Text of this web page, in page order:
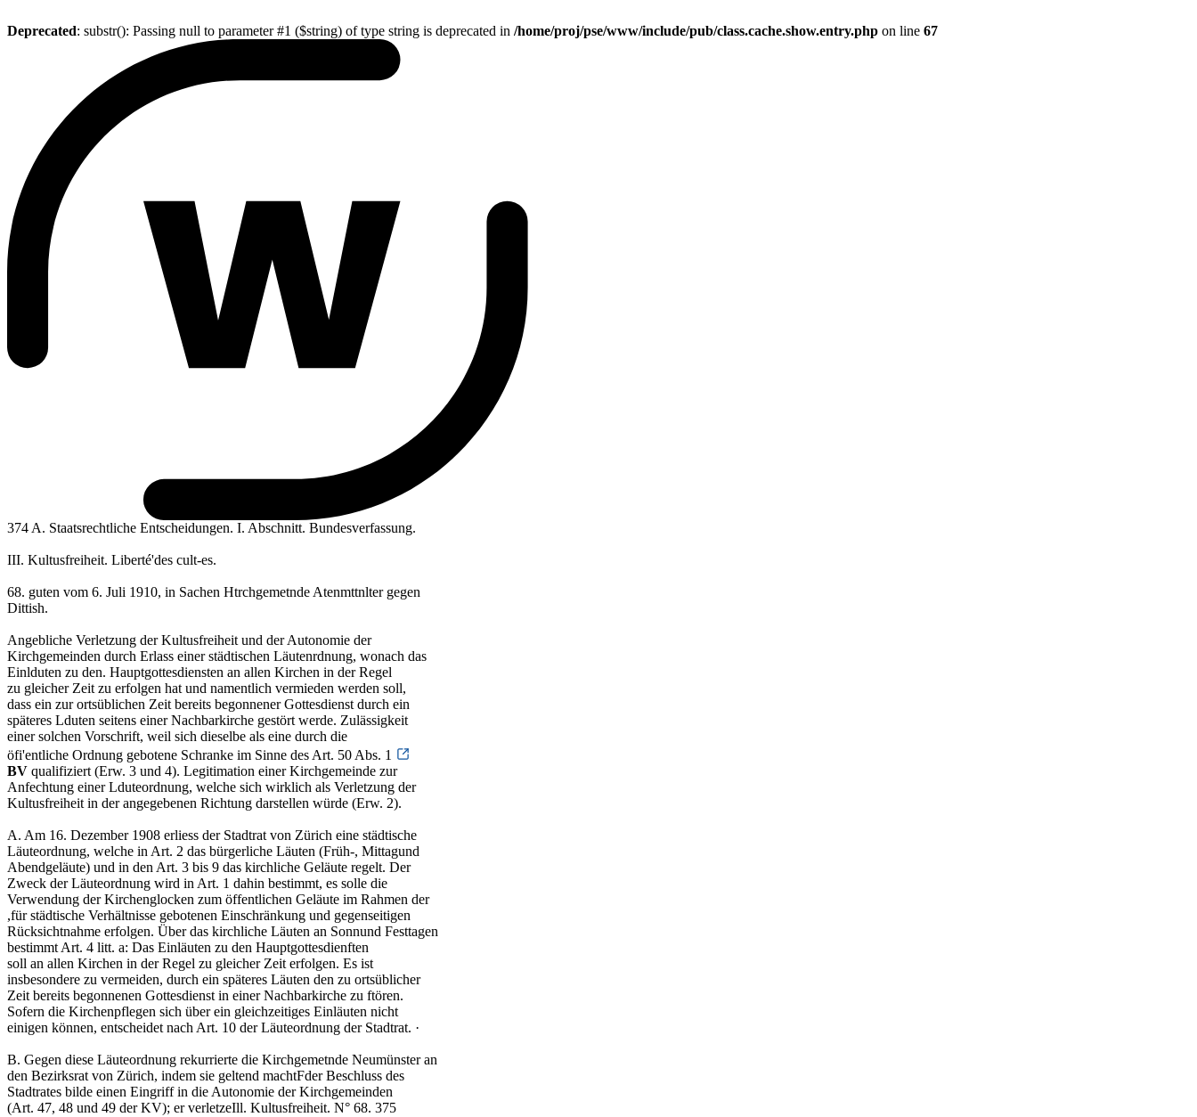
Deprecated: substr(): Passing null to parameter #1 ($string) of type string is deprecated in /home/proj/pse/www/include/pub/class.cache.show.entry.php on line 67
374 A. Staatsrechtliche Entscheidungen. I. Abschnitt. Bundesverfassung.
III. Kultusfreiheit. Liberté'des cult-es.
68. guten vom 6. Juli 1910, in Sachen Htrchgemetnde Atenmttnlter gegen
Dittish.
Angebliche Verletzung der Kultusfreiheit und der Autonomie der
Kirchgemeinden durch Erlass einer städtischen Läutenrdnung, wonach das
Einlduten zu den. Hauptgottesdiensten an allen Kirchen in der Regel
zu gleicher Zeit zu erfolgen hat und namentlich vermieden werden soll,
dass ein zur ortsüblichen Zeit bereits begonnener Gottesdienst durch ein
späteres Lduten seitens einer Nachbarkirche gestört werde. Zulässigkeit
einer solchen Vorschrift, weil sich dieselbe als eine durch die
öfi'entliche Ordnung gebotene Schranke im Sinne des Art. 50 Abs. 1
BV qualifiziert (Erw. 3 und 4). Legitimation einer Kirchgemeinde zur
Anfechtung einer Lduteordnung, welche sich wirklich als Verletzung der
Kultusfreiheit in der angegebenen Richtung darstellen würde (Erw. 2).
A. Am 16. Dezember 1908 erliess der Stadtrat von Zürich eine städtische
Läuteordnung, welche in Art. 2 das bürgerliche Läuten (Früh-, Mittagund
Abendgeläute) und in den Art. 3 bis 9 das kirchliche Geläute regelt. Der
Zweck der Läuteordnung wird in Art. 1 dahin bestimmt, es solle die
Verwendung der Kirchenglocken zum öffentlichen Geläute im Rahmen der
,für städtische Verhältnisse gebotenen Einschränkung und gegenseitigen
Rücksichtnahme erfolgen. Über das kirchliche Läuten an Sonnund Festtagen
bestimmt Art. 4 litt. a: Das Einläuten zu den Hauptgottesdienften
soll an allen Kirchen in der Regel zu gleicher Zeit erfolgen. Es ist
insbesondere zu vermeiden, durch ein späteres Läuten den zu ortsüblicher
Zeit bereits begonnenen Gottesdienst in einer Nachbarkirche zu ftören.
Sofern die Kirchenpflegen sich über ein gleichzeitiges Einläuten nicht
einigen können, entscheidet nach Art. 10 der Läuteordnung der Stadtrat. ·
B. Gegen diese Läuteordnung rekurrierte die Kirchgemetnde Neumünster an
den Bezirksrat von Zürich, indem sie geltend machtFder Beschluss des
Stadtrates bilde einen Eingriff in die Autonomie der Kirchgemeinden
(Art. 47, 48 und 49 der KV); er verletzeIll. Kultusfreiheit. N° 68. 375